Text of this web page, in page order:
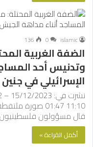
islamic
0
136
وتدنيس أحد
الإسرائيلي في جنين
قال مسؤولون
أكمل القراءة »